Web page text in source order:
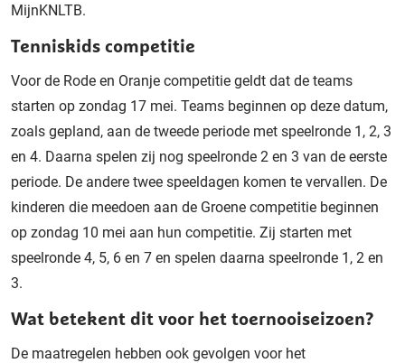
MijnKNLTB.
Tenniskids competitie
Voor de Rode en Oranje competitie geldt dat de teams
starten op zondag 17 mei. Teams beginnen op deze datum,
zoals gepland, aan de tweede periode met speelronde 1, 2, 3
en 4. Daarna spelen zij nog speelronde 2 en 3 van de eerste
periode. De andere twee speeldagen komen te vervallen. De
kinderen die meedoen aan de Groene competitie beginnen
op zondag 10 mei aan hun competitie. Zij starten met
speelronde 4, 5, 6 en 7 en spelen daarna speelronde 1, 2 en
3.
Wat betekent dit voor het toernooiseizoen?
De maatregelen hebben ook gevolgen voor het